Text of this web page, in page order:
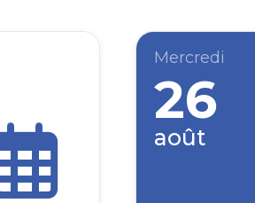
Mercredi
26
août